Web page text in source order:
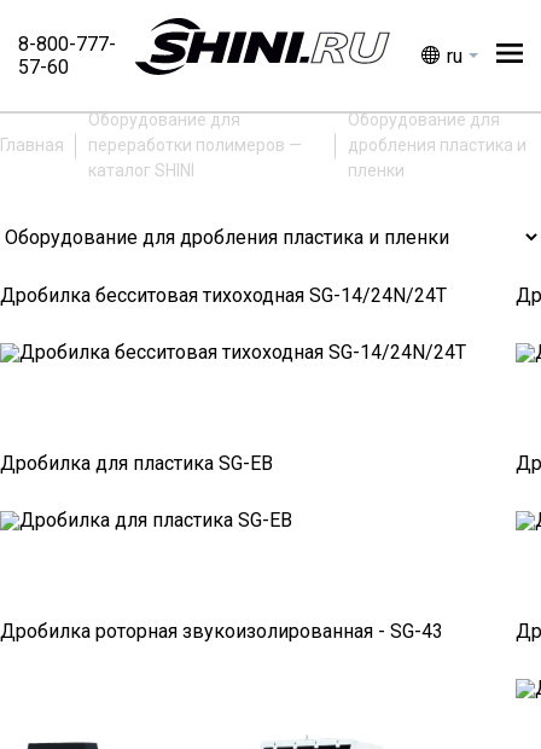
О компании Каталог Сервис
Доставка
8-800-777-
57-60
ru
Каталог
Вакуумные загрузчики
пластика и пленки
Сушилки полимеров с
Ленточные конвейеры,
Роботы-манипуляторы с
Запчасти
О
Главная
Оборудование для
переработки полимеров —
каталог SHINI
Оборудование для
дробления пластика и
пленки
Дробилка бесситовая тихоходная SG-14/24N/24T
Дробилка для пластика SG-EB
Дробилка роторная звукоизолированная - SG-43